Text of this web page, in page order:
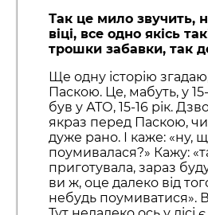
Так це мило звучить,
віці, все одно якісь
трошки забавки, так
Ще одну історію
Паскою. Це, мабуть, у
був у АТО, 15-16 рік.
якраз перед Паскою,
дуже рано. І каже: «ну,
поумивалася?» Кажу:
приготувала, зараз
ви ж, оце далеко від
небудь поумиватися».